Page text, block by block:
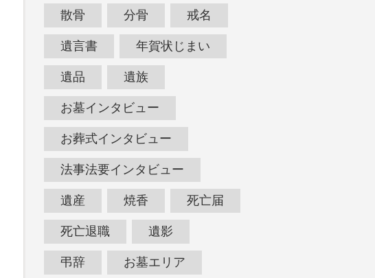
散骨 分骨 戒名
遺言書 年賀状じまい
遺品 遺族
お墓インタビュー
お葬式インタビュー
法事法要インタビュー
遺産 焼香 死亡届
死亡退職 遺影
弔辞 お墓エリア